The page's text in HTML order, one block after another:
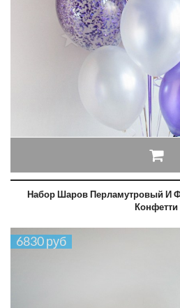
Набор Шаров Перламутровый И
Конфетти
6830 руб